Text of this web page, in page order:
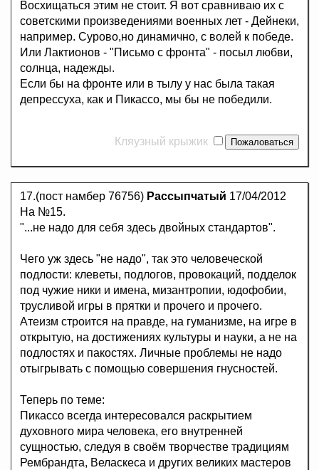
Восхищаться этим не стоит. Я вот сравниваю их с
советскими произведениями военных лет - Дейнеки,
например. Сурово,но динамично, с волей к победе.
Или Лактионов - "Письмо с фронта" - посыл любви,
солнца, надежды.
Если бы на фронте или в тылу у нас была такая
депрессуха, как и Пикассо, мы бы не победили.
Кляузный крыжик
17.(пост намбер 76756) Рассыпчатый 17/04/2012
На №15.
"...не надо для себя здесь двойных стандартов".
Чего уж здесь "не надо", так это человеческой
подлости: клеветы, подлогов, провокаций, подделок
под чужие ники и имена, мизантропии, юдофобии,
трусливой игры в прятки и прочего и прочего.
Атеизм строится на правде, на гуманизме, на игре в
открытую, на достижениях культуры и науки, а не на
подлостях и пакостях. Личные проблемы не надо
отыгрывать с помощью совершения гнусностей.
Теперь по теме:
Пикассо всегда интересовался раскрытием
духовного мира человека, его внутренней
сущностью, следуя в своём творчестве традициям
Рембрандта, Веласкеса и других великих мастеров